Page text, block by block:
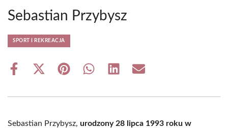
Sebastian Przybysz
SPORT I REKREACJA
Share
Share
(Twitter)
Share Share Share Share
Sebastian Przybysz, urodzony 28 lipca 1993 roku w